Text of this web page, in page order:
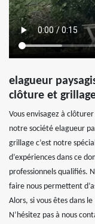
elagueur
clôture et
Vous envisagez à
notre société elagueur
grillage c’est notre
d’expériences dans ce
professionnels qualifiés.
faire nous permettent
Alors, si vous êtes dans
N’hésitez pas à nous